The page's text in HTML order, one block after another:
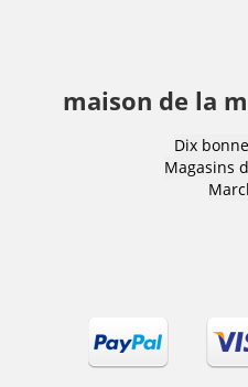
maison de la
Dix
Magasins